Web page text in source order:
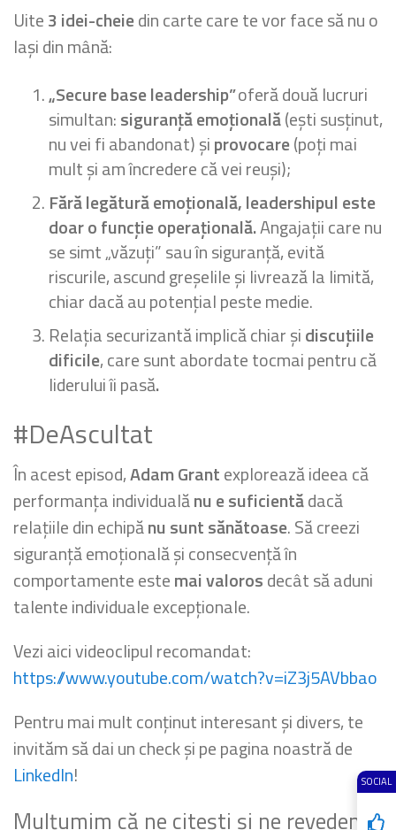
SOCIAL
Uite3 idei-cheiedin carte care te vor face să nu o
lași din mână:
„Secure base leadership”oferă două lucruri
simultan:siguranță emoțională(ești susținut,
nu vei fi abandonat) șiprovocare(poți mai
mult și am încredere că vei reuși);
Fără legătură emoțională, leadershipul este
doar o funcție operațională.Angajații care nu
se simt „văzuți” sau în siguranță, evită
riscurile, ascund greșelile și livrează la limită,
chiar dacă au potențial peste medie.
Relația securizantă implică chiar șidiscuțiile
dificile, care sunt abordate tocmai pentru că
liderului îi pasă.
#DeAscultat
În acest episod,Adam Grantexplorează ideea că
performanța individualănu e suficientădacă
relațiile din echipănu sunt sănătoase. Să creezi
siguranță emoțională și consecvență în
comportamente estemai valorosdecât să aduni
talente individuale excepționale.
Vezi aici videoclipul recomandat:
https://www.youtube.com/watch?v=iZ3j5AVbbao
Pentru mai mult conținut interesant și divers, te
invităm să dai un check și pe pagina noastră de
LinkedIn!
Mulțumim că ne citești și ne revedem